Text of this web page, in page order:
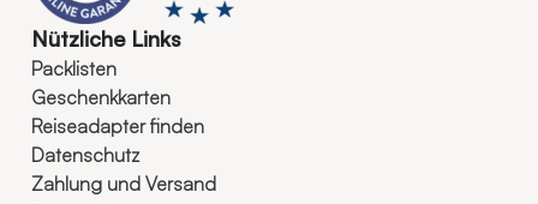
Nützliche Links
Packlisten
Geschenkkarten
Reiseadapter finden
Datenschutz
Zahlung und Versand